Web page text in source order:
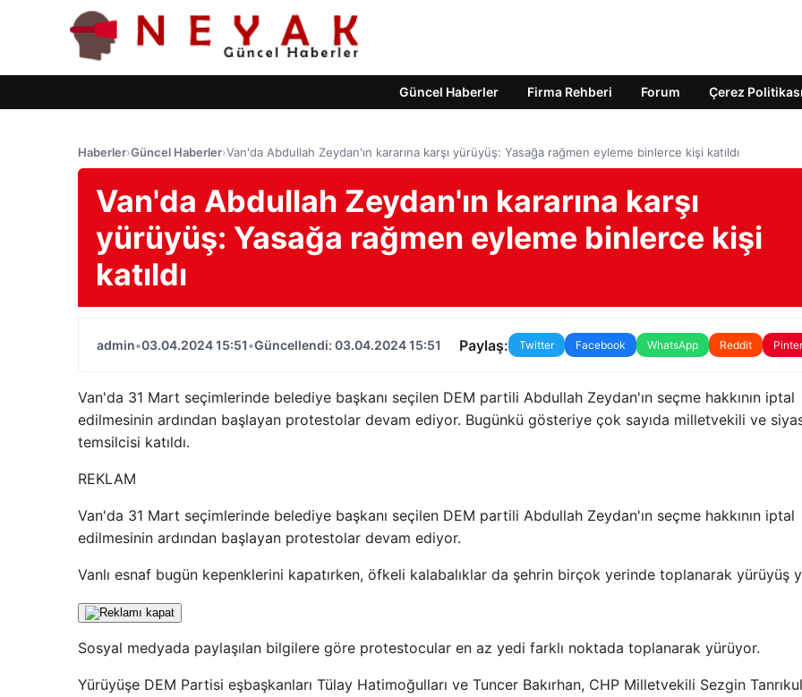
Güncel Haberler Firma Rehberi Forum Çerez Politikası
Haberler›Güncel Haberler›Van'da Abdullah Zeydan'ın kararına karşı yürüyüş: Yasağa rağmen eyleme binlerce kişi katıldı
Van'da Abdullah Zeydan'ın kararına karşı
yürüyüş: Yasağa rağmen eyleme binlerce kişi
katıldı
admin•03.04.2024 15:51•Güncellendi: 03.04.2024 15:51 Paylaş: Twitter Facebook WhatsApp Reddit
Van'da 31 Mart seçimlerinde belediye başkanı seçilen DEM partili Abdullah Zeydan'ın seçme hakkının iptal
edilmesinin ardından başlayan protestolar devam ediyor. Bugünkü gösteriye çok sayıda milletvekili ve
temsilcisi katıldı.
REKLAM
Van'da 31 Mart seçimlerinde belediye başkanı seçilen DEM partili Abdullah Zeydan'ın seçme hakkının iptal
edilmesinin ardından başlayan protestolar devam ediyor.
Vanlı esnaf bugün kepenklerini kapatırken, öfkeli kalabalıklar da şehrin birçok yerinde toplanarak yürüyüş
Sosyal medyada paylaşılan bilgilere göre protestocular en az yedi farklı noktada toplanarak yürüyor.
Yürüyüşe DEM Partisi eşbaşkanları Tülay Hatimoğulları ve Tuncer Bakırhan, CHP Milletvekili Sezgin